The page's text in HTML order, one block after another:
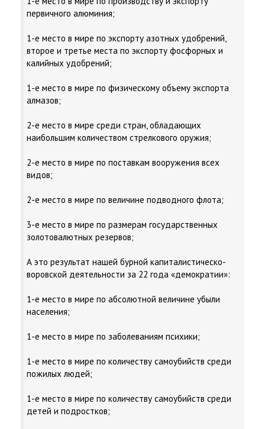
первичного алюминия;
1-е место в мире по экспорту азотных удобрений,
второе и третье места по экспорту фосфорных и
калийных удобрений;
1-е место в мире по физическому объему экспорта
алмазов;
2-е место в мире среди стран, обладающих
наибольшим количеством стрелкового оружия;
2-е место в мире по поставкам вооружения всех
видов;
2-е место в мире по величине подводного флота;
3-е место в мире по размерам государственных
золотовалютных резервов;
А это результат нашей бурной капиталистическо-
воровской деятельности за 22 года «демократии»:
1-е место в мире по абсолютной величине убыли
населения;
1-е место в мире по заболеваниям психики;
1-е место в мире по количеству самоубийств среди
пожилых людей;
1-е место в мире по количеству самоубийств среди
детей и подростков;